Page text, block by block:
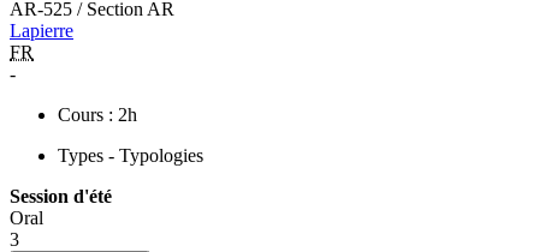
AR-525 / Section AR
Lapierre
FR
-
Cours : 2h
Types - Typologies
Session d'été
Oral
3